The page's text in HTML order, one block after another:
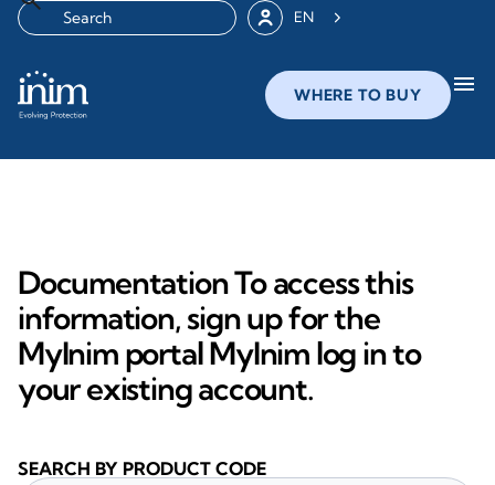
EN
WHERE TO BUY menu
Documentation To access this
information, sign up for the
MyInim portal MyInim log in to
your existing account.
SEARCH BY PRODUCT CODE